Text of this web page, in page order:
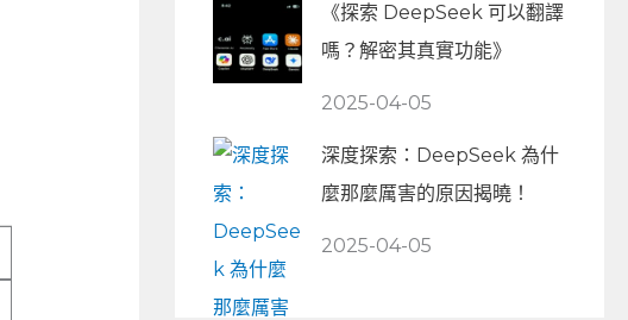
《探索 DeepSeek 可以翻譯
嗎？解密其真實功能》
2025-04-05
深度探索：DeepSeek 為什
麼那麼厲害的原因揭曉！
2025-04-05